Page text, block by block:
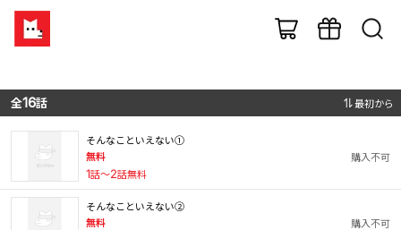
全16話 最初から
そんなこといえない①
無料
1話〜2話無料
購入不可
そんなこといえない②
無料
購入不可